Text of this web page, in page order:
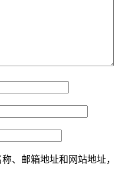
、邮箱地址和网站地址，